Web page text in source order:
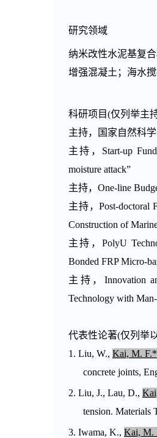
研究领域
纳米改性水泥基复
增强混凝土；海水搅
科研项目(仅列举主
主持，国家自然科
主持 ， Start-up
moisture attack”
主持， One-line
主持，Post-doctoral
Construction of
主持 ，PolyU
Bonded FRP Micro-
主持 ， Innovation
Technology with
代表性论著(仅列举
1. Liu, W., Kai, M. F.*
concrete joints,
2. Liu, J., Lau, D.,
tension. Materials
3. Iwama, K., Kai, M.